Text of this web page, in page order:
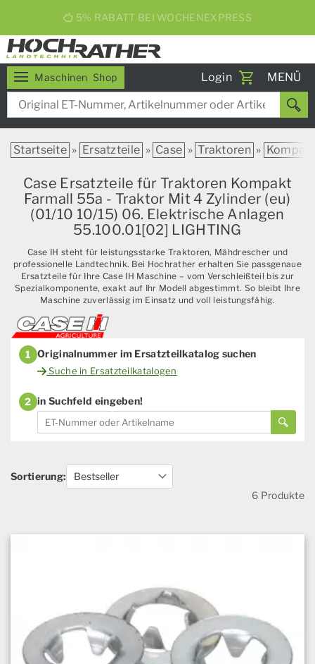
5% RABATT BEI WOCHENEXPRESS
Maschinen Shop Login
Toggle
MENÜ
Startseite » Ersatzteile » Case » Traktoren »
Case Ersatzteile für Traktoren Kompakt
Farmall 55a - Traktor Mit 4 Zylinder (eu)
(01/10 10/15) 06. Elektrische Anlagen
55.100.01[02] LIGHTING
Case IH steht für leistungsstarke Traktoren, Mähdrescher und
professionelle Landtechnik. Bei Hochrather erhalten Sie passgenaue
Ersatzteile für Ihre Case IH Maschine – vom Verschleißteil bis zur
Spezialkomponente, exakt auf Ihr Modell abgestimmt. So bleibt Ihre
Maschine zuverlässig im Einsatz und voll leistungsfähig.
1 Originalnummer im Ersatzteilkatalog suchen
Suche in Ersatzteilkatalogen
2 in Suchfeld eingeben!
Sortierung:
6 Produkte